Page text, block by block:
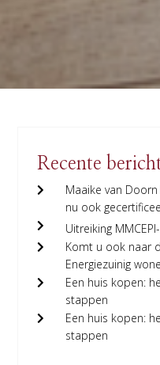
Recente
Maaike van
nu ook
Uitreiking
Komt u ook naar
Energiezuinig
Een huis kopen:
stappen
Een huis kopen:
stappen